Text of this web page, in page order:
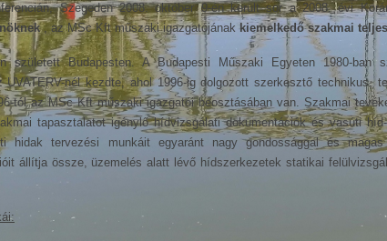
Szegeden 2008. október 9-én került sor a 2008. évi
, az MSc Kft műszaki igazgatójánakkiemelkedő szakmai
született Budapesten. A Budapesti Műszaki Egyeten 1980-ban
UVATERV-nél kezdte, ahol 1996-ig dolgozott szerkesztő technikus,
tól az MSc Kft műszaki igazgatói beosztásában van. Szakmai
tapasztalatot igénylő hídvizsgálati dokumentációk és vasúti
hidak tervezési munkáit egyaránt nagy gondossággal és
állítja össze, üzemelés alatt lévő hídszerkezetek statikai